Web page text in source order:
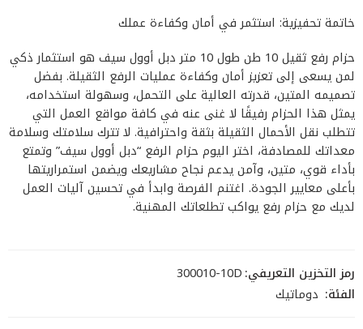
خاتمة تحفيزية: استثمر في أمان وكفاءة عملك
حزام رفع ثقيل 10 طن طول 10 متر دبل أوول سيف هو استثمار ذكي
لمن يسعى إلى تعزيز أمان وكفاءة عمليات الرفع الثقيلة. بفضل
تصميمه المتين، قدرته العالية على التحمل، وسهولة استخدامه،
يمثل هذا الحزام رفيقًا لا غنى عنه في كافة مواقع العمل التي
تتطلب نقل الأحمال الثقيلة بثقة واحترافية. لا تترك سلامتك وسلامة
معداتك للمصادفة، اختر اليوم حزام الرفع “دبل أوول سيف” وتمتع
بأداء قوي، متين، وآمن يدعم نجاح مشاريعك ويضمن استمراريتها
بأعلى معايير الجودة. اغتنم الفرصة وابدأ في تحسين آليات العمل
لديك مع حزام رفع يواكب تطلعاتك المهنية.
رمز التخزين التعريفي:300010-10D
الفئة: دوماتيك